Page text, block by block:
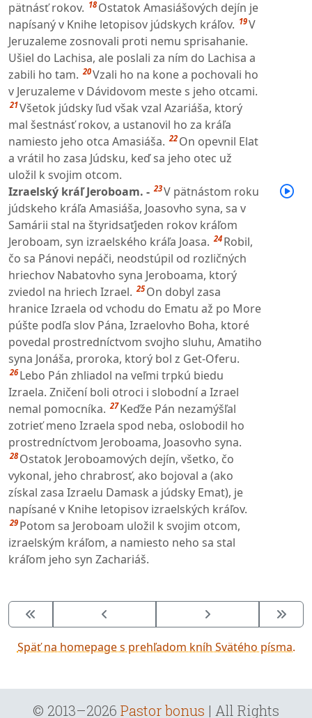
pätnásť rokov. 18 Ostatok Amasiášových dejín je
napísaný v Knihe letopisov júdskych kráľov. 19V
Jeruzaleme zosnovali proti nemu sprisahanie.
Ušiel do Lachisa, ale poslali za ním do Lachisa a
zabili ho tam. 20Vzali ho na kone a pochovali ho
v Jeruzaleme v Dávidovom meste s jeho otcami.
21Všetok júdsky ľud však vzal Azariáša, ktorý
mal šestnásť rokov, a ustanovil ho za kráľa
namiesto jeho otca Amasiáša. 22 On opevnil Elat
a vrátil ho zasa Júdsku, keď sa jeho otec už
uložil k svojim otcom.
Izraelský kráľ Jeroboam. - 23V pätnástom roku
júdskeho kráľa Amasiáša, Joasovho syna, sa v
Samárii stal na štyridsaťjeden rokov kráľom
Jeroboam, syn izraelského kráľa Joasa. 24 Robil,
čo sa Pánovi nepáči, neodstúpil od rozličných
hriechov Nabatovho syna Jeroboama, ktorý
zviedol na hriech Izrael. 25 On dobyl zasa
hranice Izraela od vchodu do Ematu až po More
púšte podľa slov Pána, Izraelovho Boha, ktoré
povedal prostredníctvom svojho sluhu, Amatiho
syna Jonáša, proroka, ktorý bol z Get-Oferu.
26 Lebo Pán zhliadol na veľmi trpkú biedu
Izraela. Zničení boli otroci i slobodní a Izrael
nemal pomocníka. 27 Keďže Pán nezamýšľal
zotrieť meno Izraela spod neba, oslobodil ho
prostredníctvom Jeroboama, Joasovho syna.
28 Ostatok Jeroboamových dejín, všetko, čo
vykonal, jeho chrabrosť, ako bojoval a (ako
získal zasa Izraelu Damask a júdsky Emat), je
napísané v Knihe letopisov izraelských kráľov.
29 Potom sa Jeroboam uložil k svojim otcom,
izraelským kráľom, a namiesto neho sa stal
kráľom jeho syn Zachariáš.
Späť na homepage s prehľadom kníh Svätého písma.
© 2013–2026 Pastor bonus | All Rights